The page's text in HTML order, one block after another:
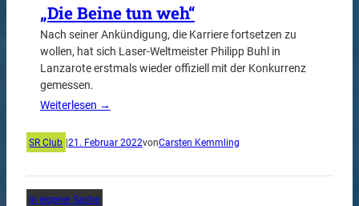
„Die Beine tun weh“
Nach seiner Ankündigung, die Karriere fortsetzen zu
wollen, hat sich Laser-Weltmeister Philipp Buhl in
Lanzarote erstmals wieder offiziell mit der Konkurrenz
gemessen.
Weiterlesen →
SR Club |21. Februar 2022vonCarsten Kemmling
In eigener Sache